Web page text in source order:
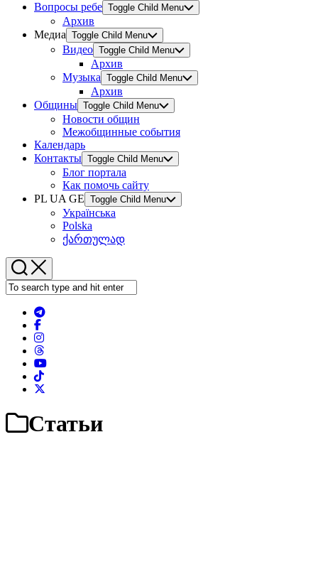
Вопросы ребе Toggle Child Menu
Архив
Медиа Toggle Child Menu
Видео Toggle Child Menu
Архив
Музыка Toggle Child Menu
Архив
Общины Toggle Child Menu
Новости общин
Межобщинные события
Календарь
Контакты Toggle Child Menu
Блог портала
Как помочь сайту
PL UA GE Toggle Child Menu
Українська
Polska
ქართულად
Статьи